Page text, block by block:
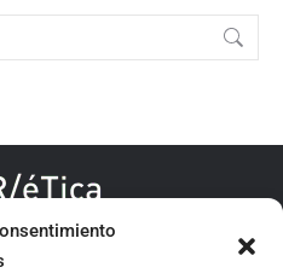
por Oncenueve Estudio